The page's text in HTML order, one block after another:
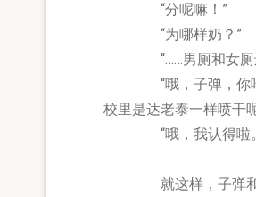
“分呢嘛！”
“为哪样奶？”
“……男厕和女厕还不
“哦，子弹，你咯认
校里是达老泰一样喷干
“哦，我认得啦。”
就这样，子弹和老娟